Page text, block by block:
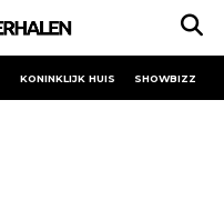
KONINKLIJK HUIS SHOWBIZZ